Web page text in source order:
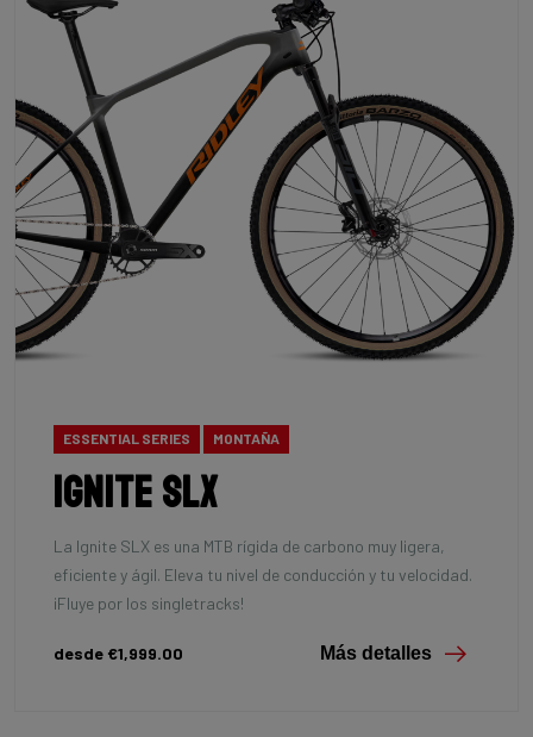
ESSENTIAL SERIES MONTAÑA
Ignite SLX
La Ignite SLX es una MTB rígida de carbono muy ligera,
eficiente y ágil. Eleva tu nivel de conducción y tu velocidad.
¡Fluye por los singletracks!
desde €1,999.00 Más detalles